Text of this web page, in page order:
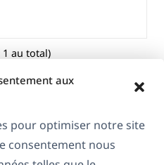
aux
pour optimiser notre site
consentement nous
1 au total)